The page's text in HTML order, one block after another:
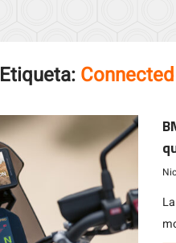
Etiqueta: